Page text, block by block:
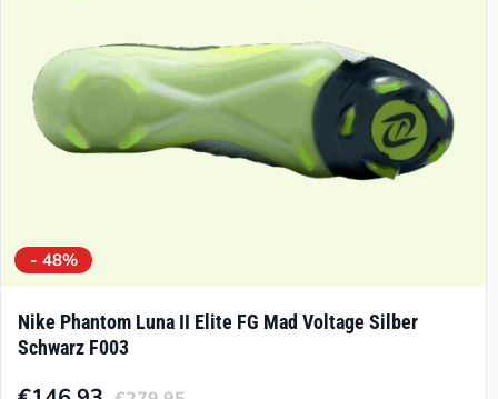
Produktseite
gewählt
werden
- 48%
Nike Phantom Luna II Elite FG Mad Voltage Silber
Schwarz F003